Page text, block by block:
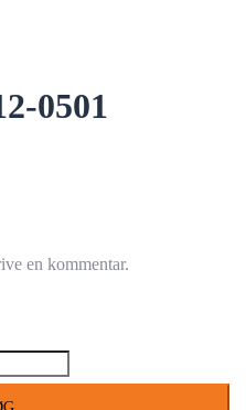
0501
en kommentar.